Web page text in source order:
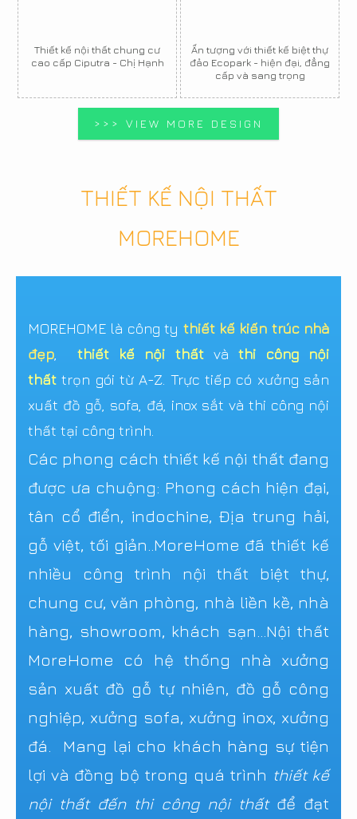
Thiết kế nội thất chung cư
cao cấp Ciputra - Chị Hạnh
Ấn tượng với thiết kế biệt thự
đảo Ecopark - hiện đại, đẳng
cấp và sang trọng
>>> VIEW MORE DESIGN
THIẾT KẾ NỘI THẤT
MOREHOME
MOREHOME là công ty thiết kế kiến trúc nhà
đẹp, thiết kế nội thấtvàthi công nội
thất trọn gói từ A-Z. Trực tiếp có xưởng sản
xuất đồ gỗ, sofa, đá, inox sắt và thi công nội
thất tại công trình.
Các phong cách thiết kế nội thất đang
được ưa chuộng: Phong cách hiện đại,
tân cổ điển, indochine, Địa trung hải,
gỗ việt, tối giản..MoreHome đã thiết kế
nhiều công trình nội thất biệt thự,
chung cư, văn phòng, nhà liền kề, nhà
hàng, showroom, khách sạn...Nội thất
MoreHome có hệ thống nhà xưởng
sản xuất đồ gỗ tự nhiên, đồ gỗ công
nghiệp, xưởng sofa, xưởng inox, xưởng
đá. Mang lại cho khách hàng sự tiện
lợi và đồng bộ trong quá trình thiết kế
nội thất đến thi công nội thấtđể đạt